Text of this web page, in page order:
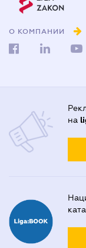
О КОМПАНИИ
на